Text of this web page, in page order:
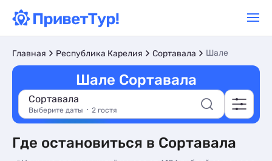
Главная Республика Карелия Сортавала Шале
Шале Сортавала
Сортавала
Выберите даты 2 гостя
Где остановиться в Сортавала